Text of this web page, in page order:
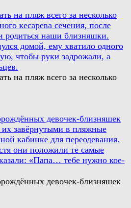
на пляж всего за несколько
кесарева сечения, после
родиться наши близняшки.
домой, ему хватило одного
чтобы руки задрожали, а
на пляж всего за несколько
девочек-близняшек
их завёрнутыми в пляжные
кабинке для переодевания.
они положили те самые
«Папа… тебе нужно кое-
девочек-близняшек